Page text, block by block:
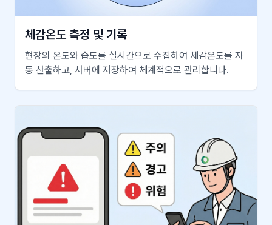
체감온도 측정 및 기록
현장의 온도와 습도를 실시간으로 수집하여 체감온도를 자
동 산출하고, 서버에 저장하여 체계적으로 관리합니다.